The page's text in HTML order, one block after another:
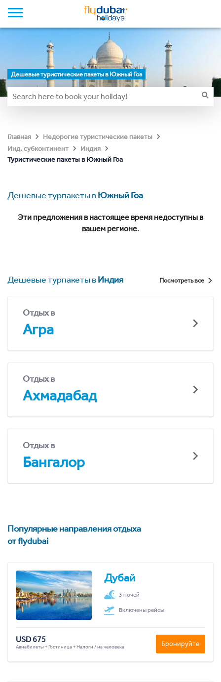
Дешевые туристические пакеты в Южный Гоа
Главная
Недорогие туристические пакеты
Инд. субконтинент
Индия
Туристические пакеты в Южный Гоа
Дешевые турпакеты вЮжный Гоа
Эти предложения в настоящее время недоступны в
вашем регионе.
Дешевые турпакеты вИндия Посмотреть все
Отдых в
Агра
Отдых в
Ахмадабад
Отдых в
Бангалор
Популярные направления отдыха
от flydubai
Дубай
3 ночей
Включены рейсы
USD 675
Авиабилеты + Гостиница + Налоги / на человека Бронируйте